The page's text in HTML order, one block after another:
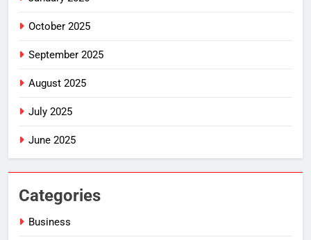
October 2025
September 2025
August 2025
July 2025
June 2025
Categories
Business